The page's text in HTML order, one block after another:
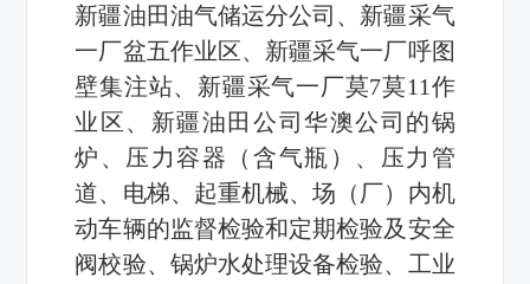
新疆油田油气储运分公司、新疆采气
一厂盆五作业区、新疆采气一厂呼图
壁集注站、新疆采气一厂莫7莫11作
业区、新疆油田公司华澳公司的锅
炉、压力容器（含气瓶）、压力管
道、电梯、起重机械、场（厂）内机
动车辆的监督检验和定期检验及安全
阀校验、锅炉水处理设备检验、工业